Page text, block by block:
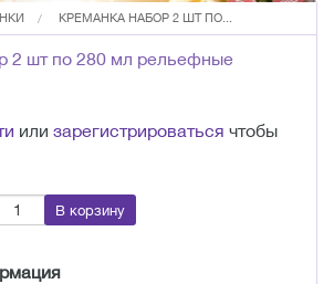
КРЕМАНКА НАБОР 2 ШТ ПО...
2 шт по 280 мл рельефные
или зарегистрироваться чтобы
В корзину